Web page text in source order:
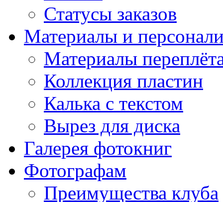
Статусы заказов
Материалы и
Материалы
Коллекция пластин
Калька с текстом
Вырез для диска
Галерея фотокниг
Фотографам
Преимущества клуба